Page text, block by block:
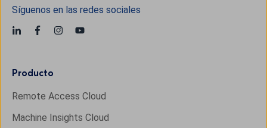
Síguenos en las redes sociales
Producto
Remote Access Cloud
Machine Insights Cloud